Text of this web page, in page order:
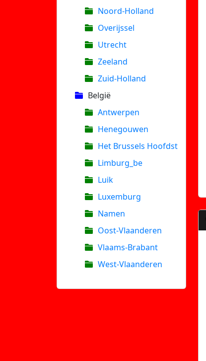
Noord-Holland
Overijssel
Utrecht
Zeeland
Zuid-Holland
België
Antwerpen
Henegouwen
Het Brussels Hoofdst
Limburg_be
Luik
Luxemburg
Namen
Oost-Vlaanderen
Vlaams-Brabant
West-Vlaanderen